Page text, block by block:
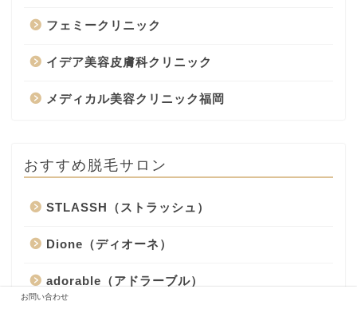
フェミークリニック
イデア美容皮膚科クリニック
メディカル美容クリニック福岡
おすすめ脱毛サロン
STLASSH（ストラッシュ）
Dione（ディオーネ）
adorable（アドラーブル）
お問い合わせ